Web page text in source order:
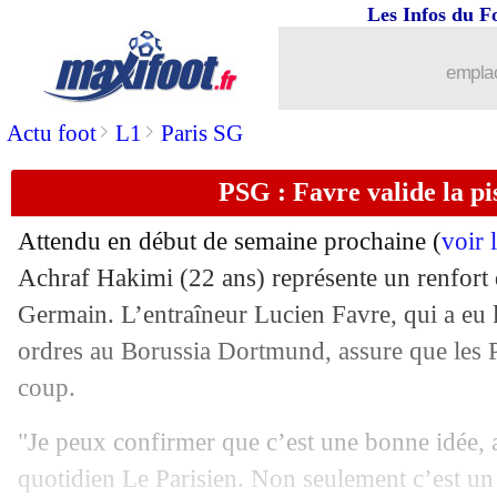
Actu foot> L1 > Paris SG
Les Infos du
PSG : Favre valide la
Attendu en début de semaine prochaine (voir
Achraf Hakimi (22 ans) représente un
Germain. L’entraîneur Lucien Favre, qui a eu
ordres au Borussia Dortmund, assure que les
coup.
"Je peux confirmer que c’est une bonne
quotidien Le Parisien. Non seulement c’est
Belgique : Vertonghen énervé par les
03/07 Euro: Rép. tchèque-Danemark, les
03/07 OM: Guendouzi, ça brûle !
03/07 Lorient : un an de plus pour Hergault
03/07 Metz : Angban file en Russie (officiel)
03/07
03/07 Rennes : ça pousse pour Dorsch